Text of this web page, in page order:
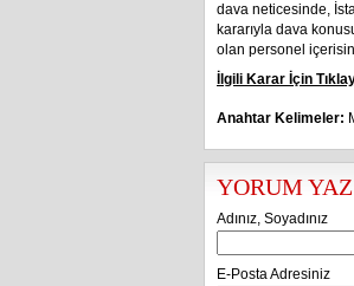
dava neticesinde,
kararıyla dava
olan personel
İlgili Karar İçin
Anahtar Kelimeler:
YORUM YAZ
Adınız, Soyadınız
E-Posta Adresiniz